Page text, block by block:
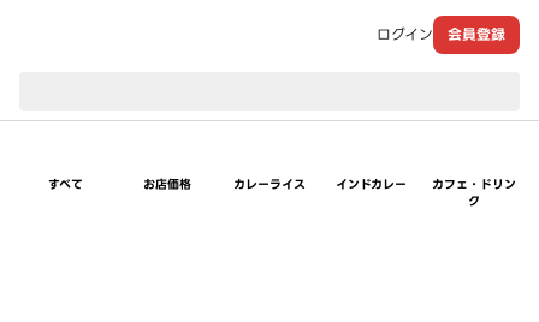
ログイン 会員登録
すべて お店価格 カレーライス インドカレー
カフェ・ドリン
ク